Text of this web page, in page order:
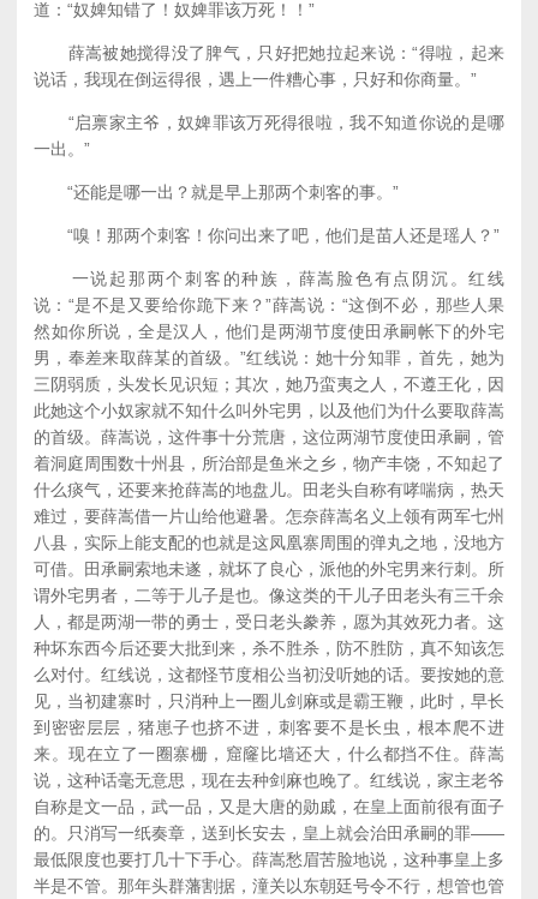
道：“奴婢知错了！奴婢罪该万死！！”
薛嵩被她搅得没了脾气，只好把她拉起来说：“得啦，起来
说话，我现在倒运得很，遇上一件糟心事，只好和你商量。”
“启禀家主爷，奴婢罪该万死得很啦，我不知道你说的是哪
一出。”
“还能是哪一出？就是早上那两个刺客的事。”
“嗅！那两个刺客！你问出来了吧，他们是苗人还是瑶人？”
一说起那两个刺客的种族，薛嵩脸色有点阴沉。红线
说：“是不是又要给你跪下来？”薛嵩说：“这倒不必，那些人果
然如你所说，全是汉人，他们是两湖节度使田承嗣帐下的外宅
男，奉差来取薛某的首级。”红线说：她十分知罪，首先，她为
三阴弱质，头发长见识短；其次，她乃蛮夷之人，不遵王化，因
此她这个小奴家就不知什么叫外宅男，以及他们为什么要取薛嵩
的首级。薛嵩说，这件事十分荒唐，这位两湖节度使田承嗣，管
着洞庭周围数十州县，所治部是鱼米之乡，物产丰饶，不知起了
什么痰气，还要来抢薛嵩的地盘儿。田老头自称有哮喘病，热天
难过，要薛嵩借一片山给他避暑。怎奈薛嵩名义上领有两军七州
八县，实际上能支配的也就是这凤凰寨周围的弹丸之地，没地方
可借。田承嗣索地未遂，就坏了良心，派他的外宅男来行刺。所
谓外宅男者，二等于儿子是也。像这类的干儿子田老头有三千余
人，都是两湖一带的勇士，受日老头豢养，愿为其效死力者。这
种坏东西今后还要大批到来，杀不胜杀，防不胜防，真不知该怎
么对付。红线说，这都怪节度相公当初没听她的话。要按她的意
见，当初建寨时，只消种上一圈儿剑麻或是霸王鞭，此时，早长
到密密层层，猪崽子也挤不进，刺客要不是长虫，根本爬不进
来。现在立了一圈寨栅，窟窿比墙还大，什么都挡不住。薛嵩
说，这种话毫无意思，现在去种剑麻也晚了。红线说，家主老爷
自称是文一品，武一品，又是大唐的勋戚，在皇上面前很有面子
的。只消写一纸奏章，送到长安去，皇上就会治田承嗣的罪——
最低限度也要打几十下手心。薛嵩愁眉苦脸地说，这种事皇上多
半是不管。那年头群藩割据，潼关以东朝廷号令不行，想管也管